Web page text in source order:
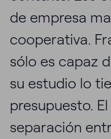
de empresa
cooperativa.
sólo es capaz
su estudio lo
presupuesto.
separación